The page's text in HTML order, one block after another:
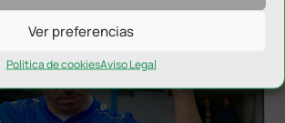
Ver preferencias
Política de cookiesAviso Legal